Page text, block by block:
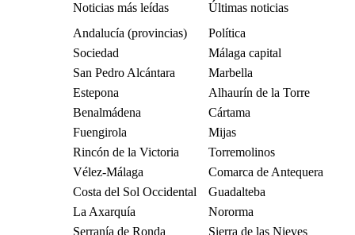
Noticias más leídas
Últimas noticias
Andalucía (provincias)
Política
Sociedad
Málaga capital
San Pedro Alcántara
Marbella
Estepona
Alhaurín de la Torre
Benalmádena
Cártama
Fuengirola
Mijas
Rincón de la Victoria
Torremolinos
Vélez-Málaga
Comarca de Antequera
Costa del Sol Occidental
Guadalteba
La Axarquía
Nororma
Serranía de Ronda
Sierra de las Nieves